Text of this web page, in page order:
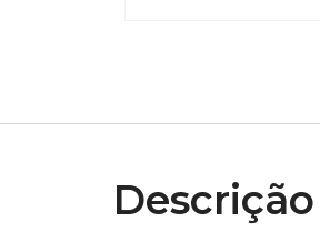
Descrição